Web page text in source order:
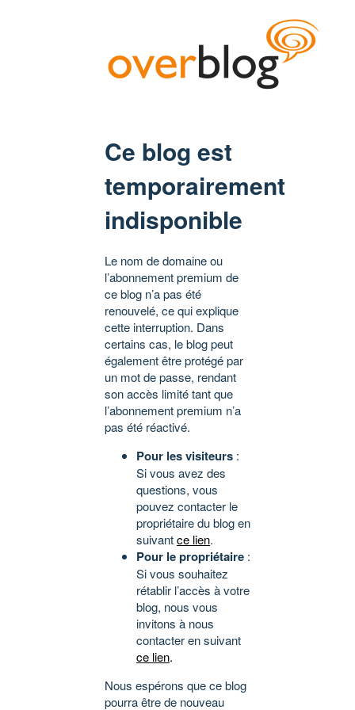
Ce blog est
temporairement
indisponible
Le nom de domaine ou
l’abonnement premium de
ce blog n’a pas été
renouvelé, ce qui explique
cette interruption. Dans
certains cas, le blog peut
également être protégé par
un mot de passe, rendant
son accès limité tant que
l’abonnement premium n’a
pas été réactivé.
Pour les visiteurs :
Si vous avez des
questions, vous
pouvez contacter le
propriétaire du blog en
suivantce lien.
Pour le propriétaire :
Si vous souhaitez
rétablir l’accès à votre
blog, nous vous
invitons à nous
contacter en suivant
ce lien.
Nous espérons que ce blog
pourra être de nouveau